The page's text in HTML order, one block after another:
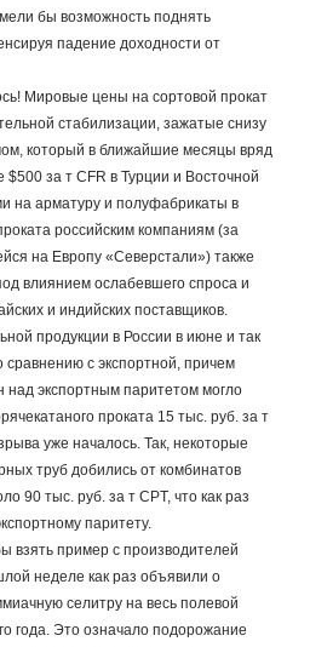
бы возможность поднять
падение доходности от
Мировые цены на сортовой прокат
стабилизации, зажатые снизу
который в ближайшие месяцы вряд
за т CFR в Турции и Восточной
на арматуру и полуфабрикаты в
российским компаниям (за
на Европу «Северстали») также
влиянием ослабевшего спроса и
и индийских поставщиков.
продукции в России в июне и так
с экспортной, причем
экспортным паритетом могло
проката 15 тыс. руб. за т
уже началось. Так, некоторые
труб добились от комбинатов
90 тыс. руб. за т CPT, что как раз
паритету.
взять пример с производителей
неделе как раз объявили о
селитру на весь полевой
года. Это означало подорожание